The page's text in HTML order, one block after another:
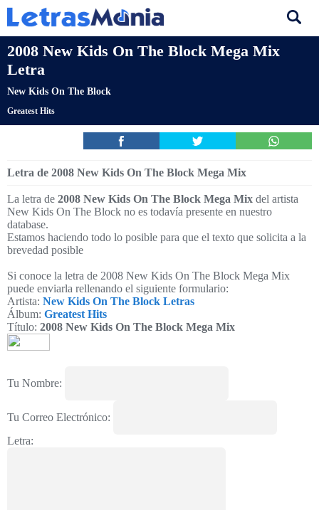
2008 New Kids On The Block Mega Mix
Letra
New Kids On The Block
Greatest Hits
Letra de 2008 New Kids On The Block Mega Mix
La letra de 2008 New Kids On The Block Mega Mix del artista
New Kids On The Block no es todavía presente en nuestro
database.
Estamos haciendo todo lo posible para que el texto que solicita a la
brevedad posible
Si conoce la letra de 2008 New Kids On The Block Mega Mix
puede enviarla rellenando el siguiente formulario:
Artista: New Kids On The Block Letras
Álbum: Greatest Hits
Título: 2008 New Kids On The Block Mega Mix
Tu Nombre:
Tu Correo Electrónico:
Letra: